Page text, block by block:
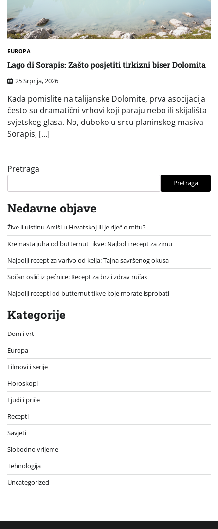
EUROPA
Lago di Sorapis: Zašto posjetiti tirkizni biser Dolomita
25 Srpnja, 2026
Kada pomislite na talijanske Dolomite, prva asocijacija
često su dramatični vrhovi koji paraju nebo ili skijališta
svjetskog glasa. No, duboko u srcu planinskog masiva
Sorapis, […]
Pretraga
Pretraga
Nedavne objave
Žive li uistinu Amiši u Hrvatskoj ili je riječ o mitu?
Kremasta juha od butternut tikve: Najbolji recept za zimu
Najbolji recept za varivo od kelja: Tajna savršenog okusa
Sočan oslić iz pećnice: Recept za brz i zdrav ručak
Najbolji recepti od butternut tikve koje morate isprobati
Kategorije
Dom i vrt
Europa
Filmovi i serije
Horoskopi
Ljudi i priče
Recepti
Savjeti
Slobodno vrijeme
Tehnologija
Uncategorized